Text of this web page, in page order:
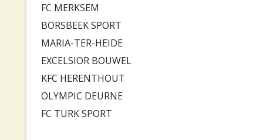
FC MERKSEM
BORSBEEK SPORT
MARIA-TER-HEIDE
EXCELSIOR BOUWEL
KFC HERENTHOUT
OLYMPIC DEURNE
FC TURK SPORT